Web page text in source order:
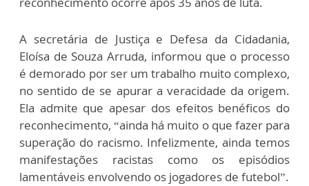
A secretária de Justiça e Defesa da Cidadania,
Eloísa de Souza Arruda, informou que o processo
é demorado por ser um trabalho muito complexo,
no sentido de se apurar a veracidade da origem.
Ela admite que apesar dos efeitos benéficos do
reconhecimento, “ainda há muito o que fazer para
superação do racismo. Infelizmente, ainda temos
manifestações racistas como os episódios
lamentáveis envolvendo os jogadores de futebol”.